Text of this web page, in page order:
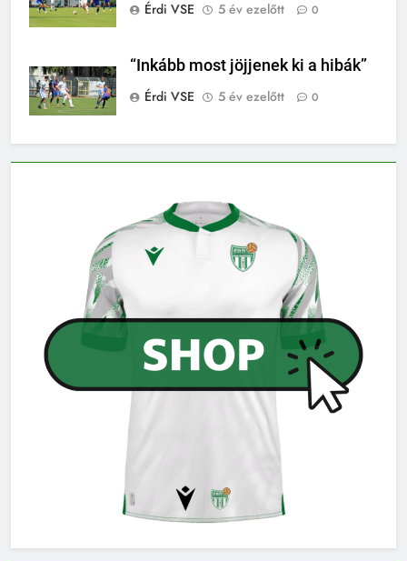
Érdi VSE 5 év ezelőtt 0
“Inkább most jöjjenek ki a hibák”
Érdi VSE
5 év ezelőtt 0